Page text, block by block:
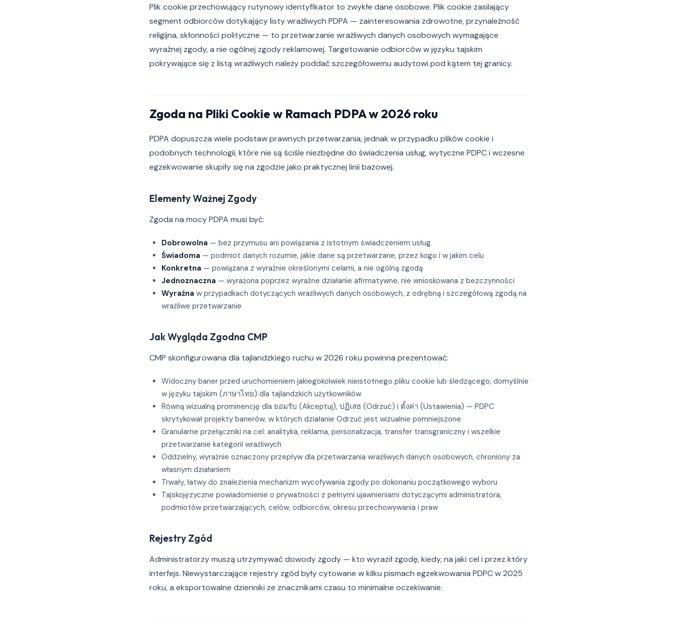
Plik cookie przechowujący rutynowy identyfikator to zwykłe dane osobowe. Plik cookie zasilający
segment odbiorców dotykający listy wrażliwych PDPA — zainteresowania zdrowotne, przynależność
religijna, skłonności polityczne — to przetwarzanie wrażliwych danych osobowych wymagające
wyraźnej zgody, a nie ogólnej zgody reklamowej. Targetowanie odbiorców w języku tajskim
pokrywające się z listą wrażliwych należy poddać szczegółowemu audytowi pod kątem tej granicy.
Zgoda na Pliki Cookie w Ramach PDPA w 2026 roku
PDPA dopuszcza wiele podstaw prawnych przetwarzania, jednak w przypadku plików cookie i
podobnych technologii, które nie są ściśle niezbędne do świadczenia usług, wytyczne PDPC i wczesne
egzekwowanie skupiły się na zgodzie jako praktycznej linii bazowej.
Elementy Ważnej Zgody
Zgoda na mocy PDPA musi być:
Dobrowolna — bez przymusu ani powiązania z istotnym świadczeniem usług
Świadoma — podmiot danych rozumie, jakie dane są przetwarzane, przez kogo i w jakim celu
Konkretna — powiązana z wyraźnie określonymi celami, a nie ogólną zgodą
Jednoznaczna — wyrażona poprzez wyraźne działanie afirmatywne, nie wnioskowana z bezczynności
Wyraźna w przypadkach dotyczących wrażliwych danych osobowych, z odrębną i szczegółową zgodą na
wrażliwe przetwarzanie
Jak Wygląda Zgodna CMP
CMP skonfigurowana dla tajlandzkiego ruchu w 2026 roku powinna prezentować:
Widoczny baner przed uruchomieniem jakiegokolwiek nieistotnego pliku cookie lub śledzącego, domyślnie
w języku tajskim (ภาษาไทย) dla tajlandzkich użytkowników
Równą wizualną prominencję dla ยอมรับ (Akceptuj), ปฏิเสธ (Odrzuć) i ตั้งค่า (Ustawienia) — PDPC
skrytykował projekty banerów, w których działanie Odrzuć jest wizualnie pomniejszone
Granularne przełączniki na cel: analityka, reklama, personalizacja, transfer transgraniczny i wszelkie
przetwarzanie kategorii wrażliwych
Oddzielny, wyraźnie oznaczony przepływ dla przetwarzania wrażliwych danych osobowych, chroniony za
własnym działaniem
Trwały, łatwy do znalezienia mechanizm wycofywania zgody po dokonaniu początkowego wyboru
Tajskojęzyczne powiadomienie o prywatności z pełnymi ujawnieniami dotyczącymi administratora,
podmiotów przetwarzających, celów, odbiorców, okresu przechowywania i praw
Rejestry Zgód
Administratorzy muszą utrzymywać dowody zgody — kto wyraził zgodę, kiedy, na jaki cel i przez który
interfejs. Niewystarczające rejestry zgód były cytowane w kilku pismach egzekwowania PDPC w 2025
roku, a eksportowalne dzienniki ze znacznikami czasu to minimalne oczekiwanie.